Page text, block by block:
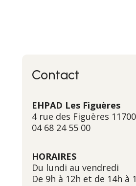
Contact
EHPAD Les Figuères
4 rue des Figuères 11700
04 68 24 55 00
HORAIRES
Du lundi au vendredi
De 9h à 12h et de 14h à